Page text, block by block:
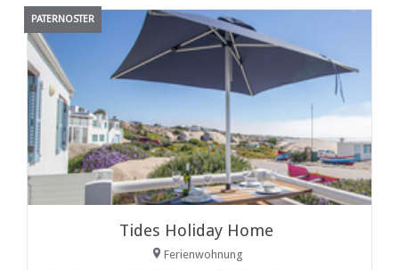
PATERNOSTER
Tides Holiday Home
Ferienwohnung